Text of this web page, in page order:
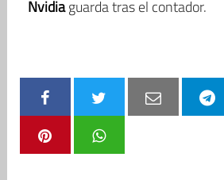
Nvidiaguarda tras el contador.